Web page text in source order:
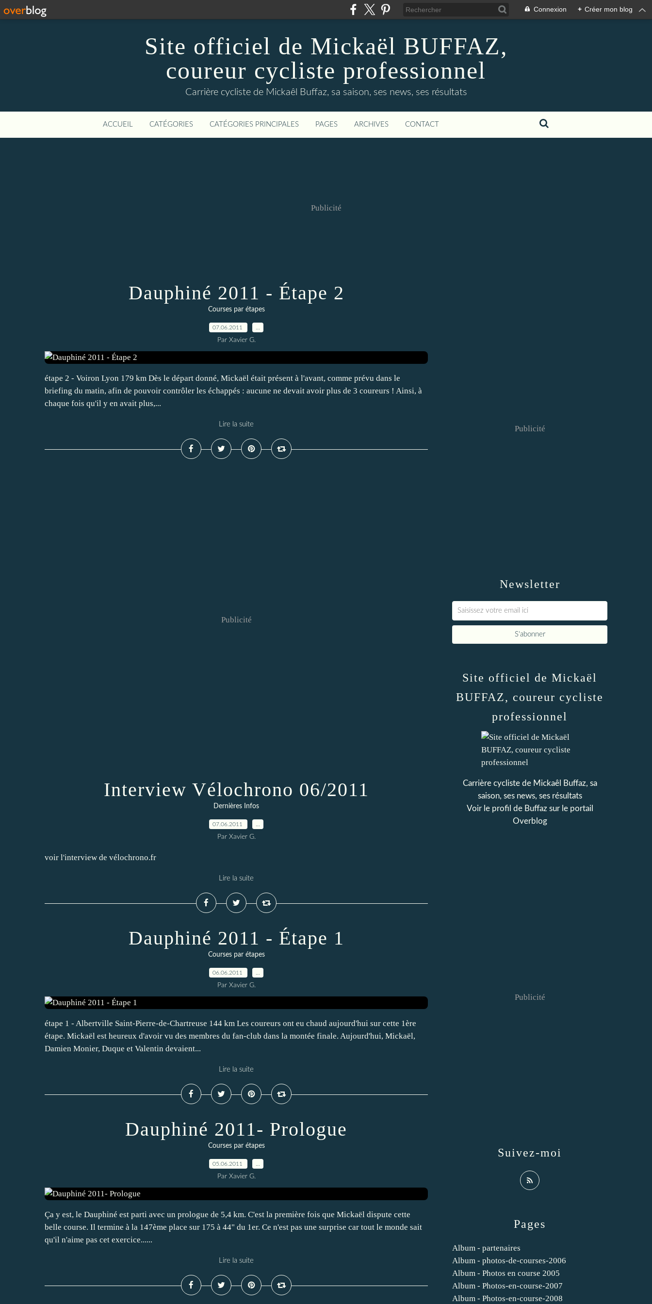
Connexion + Créer mon blog
Site officiel de Mickaël BUFFAZ,
coureur cycliste professionnel
Carrière cycliste de Mickaêl Buffaz, sa saison, ses news, ses résultats
ACCUEIL CATÉGORIES CATÉGORIES PRINCIPALES PAGES ARCHIVES CONTACT
Publicité
Dauphiné 2011 - Étape 2
Courses par étapes
07.06.2011
Par Xavier G.
étape 2 - Voiron Lyon 179 km Dès le départ donné, Mickaël était présent à l'avant, comme prévu dans le
briefing du matin, afin de pouvoir contrôler les échappés : aucune ne devait avoir plus de 3 coureurs ! Ainsi, à
chaque fois qu'il y en avait plus,...
Lire la suite
Publicité
Interview Vélochrono 06/2011
Dernières Infos
07.06.2011
Par Xavier G.
voir l'interview de vélochrono.fr
Lire la suite
Dauphiné 2011 - Étape 1
Courses par étapes
06.06.2011
Par Xavier G.
étape 1 - Albertville Saint-Pierre-de-Chartreuse 144 km Les coureurs ont eu chaud aujourd'hui sur cette 1ère
étape. Mickaël est heureux d'avoir vu des membres du fan-club dans la montée finale. Aujourd'hui, Mickaël,
Damien Monier, Duque et Valentin devaient...
Lire la suite
Dauphiné 2011- Prologue
Courses par étapes
05.06.2011
Par Xavier G.
Ça y est, le Dauphiné est parti avec un prologue de 5,4 km. C'est la première fois que Mickaël dispute cette
belle course. Il termine à la 147ème place sur 175 à 44" du 1er. Ce n'est pas une surprise car tout le monde sait
qu'il n'aime pas cet exercice......
Lire la suite
Newsletter
Publicité
Pages
Album - partenaires
Album - photos-de-courses-2006
Album - Photos en course 2005
Album - Photos-en-course-2007
Album - Photos-en-course-2008
Site officiel de Mickaël
BUFFAZ, coureur cycliste
professionnel
Carrière cycliste de Mickaêl Buffaz, sa
saison, ses news, ses résultats
Voir le profil de Buffazsur le portail
Overblog
Suivez-moi
Publicité